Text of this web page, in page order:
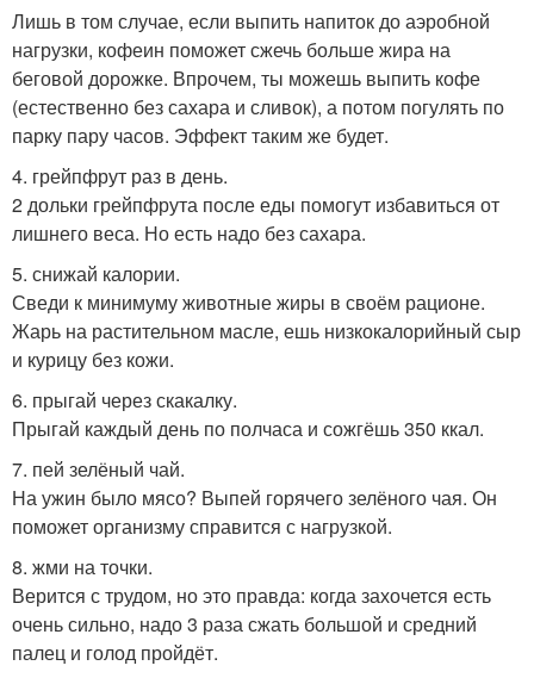
Лишь в том случае, если выпить напиток до аэробной
нагрузки, кофеин поможет сжечь больше жира на
беговой дорожке. Впрочем, ты можешь выпить кофе
(естественно без сахара и сливок), а потом погулять по
парку пару часов. Эффект таким же будет.
4. грейпфрут раз в день.
2 дольки грейпфрута после еды помогут избавиться от
лишнего веса. Но есть надо без сахара.
5. снижай калории.
Сведи к минимуму животные жиры в своём рационе.
Жарь на растительном масле, ешь низкокалорийный сыр
и курицу без кожи.
6. прыгай через скакалку.
Прыгай каждый день по полчаса и сожгёшь 350 ккал.
7. пей зелёный чай.
На ужин было мясо? Выпей горячего зелёного чая. Он
поможет организму справится с нагрузкой.
8. жми на точки.
Верится с трудом, но это правда: когда захочется есть
очень сильно, надо 3 раза сжать большой и средний
палец и голод пройдёт.